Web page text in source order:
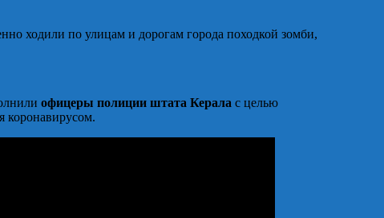
ходили по улицам и дорогам города походкой зомби,
офицеры полиции штата Керала с целью
коронавирусом.